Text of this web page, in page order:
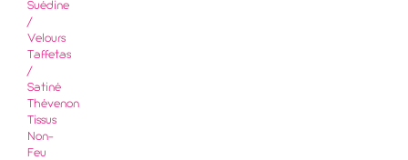
Suédine
/
Velours
Taffetas
/
Satiné
Thévenon
Tissus
Non-
Feu